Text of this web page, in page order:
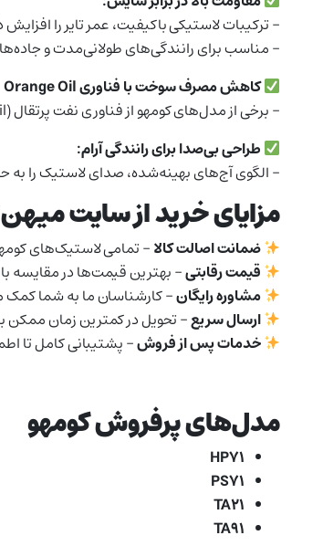
– ترکیبات لاستیکی باکیفیت، عمر تایر را
– مناسب برای رانندگی‌های طولانی‌مدت و
کاهش مصرف سوخت با فناوری Orange Oil
– برخی از مدل‌های کومهو از فناوری نفت پرتقال (Orange Oil) استفاده می‌کنند که باعث کاهش مقاومت غلتشی و در نتیجه صرفه‌جویی در مصرف سوخت می‌شود.
طراحی بی‌صدا برای رانندگی آرام:
– الگوی آج‌های بهینه‌شده، صدای لاستیک را به
مزایای خرید از سایت میهن
ضمانت اصالت کالا– تمامی لاستیک‌های
قیمت رقابتی– بهترین قیمت‌ها در مقایسه با
مشاوره رایگان– کارشناسان ما به شما کمک
ارسال سریع– تحویل در کمترین زمان ممکن
خدمات پس از فروش– پشتیبانی کامل تا
مدل‌های پرفروش کومهو
HP71
PS71
TA21
TA91